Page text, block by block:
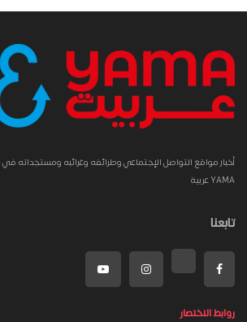
أخبار مواقع التواصل الإجتماعي وطرائفه وغرائبه ومستجداته
YAMA عربية
تابعنا
روابط الاختصار